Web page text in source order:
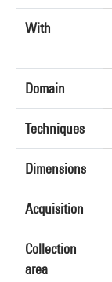
With
Domain
Techniques
Dimensions
Acquisition
Collection
area